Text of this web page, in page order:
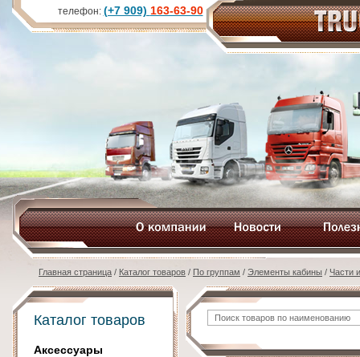
Главная страница / Каталог товаров / По группам / Элементы кабины / Части
Каталог товаров
Аксессуары
телефон: (+7 909) 163-63-90